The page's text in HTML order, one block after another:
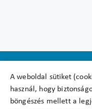
A weboldal sütiket
használ, hogy
böngészés mellett a